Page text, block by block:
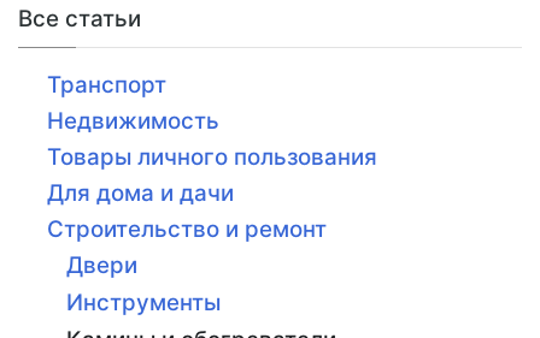
Все статьи
Транспорт
Недвижимость
Товары личного пользования
Для дома и дачи
Строительство и ремонт
Двери
Инструменты